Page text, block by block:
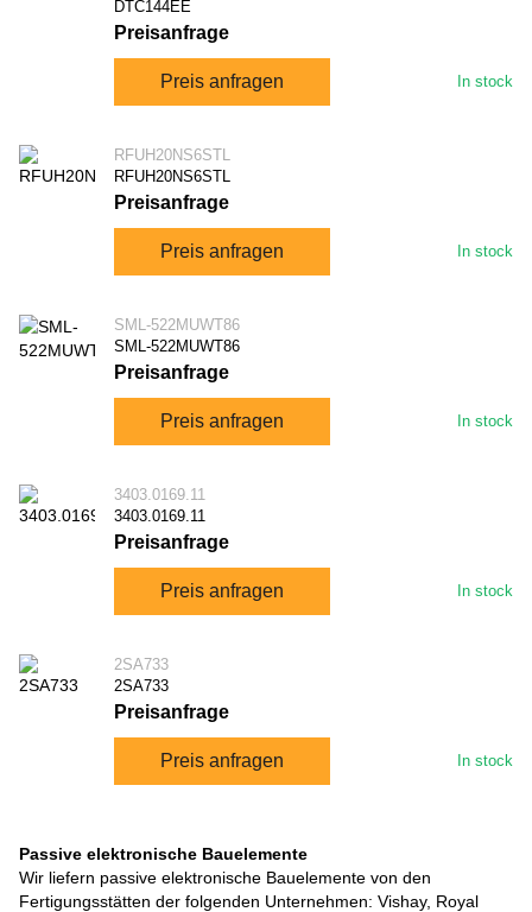
DTC144EE
In stock
Preisanfrage
Preis anfragen
RFUH20NS6STL
RFUH20NS6STL
In stock
Preisanfrage
Preis anfragen
SML-522MUWT86
SML-522MUWT86
In stock
Preisanfrage
Preis anfragen
3403.0169.11
3403.0169.11
In stock
Preisanfrage
Preis anfragen
2SA733
2SA733
In stock
Preisanfrage
Preis anfragen
Passive elektronische Bauelemente
Wir liefern passive elektronische Bauelemente von den
Fertigungsstätten der folgenden Unternehmen: Vishay, Royal